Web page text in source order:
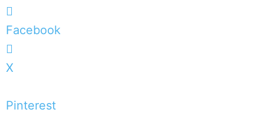
Facebook
X
Pinterest